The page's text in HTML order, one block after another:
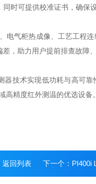
时可提供校准证书，确保
电气柜热成像、工艺工程
，助力用户提前排查故障
器技术实现低功耗与高可
精度红外测温的优选设备。
返回列表 下一个： PI400i LT